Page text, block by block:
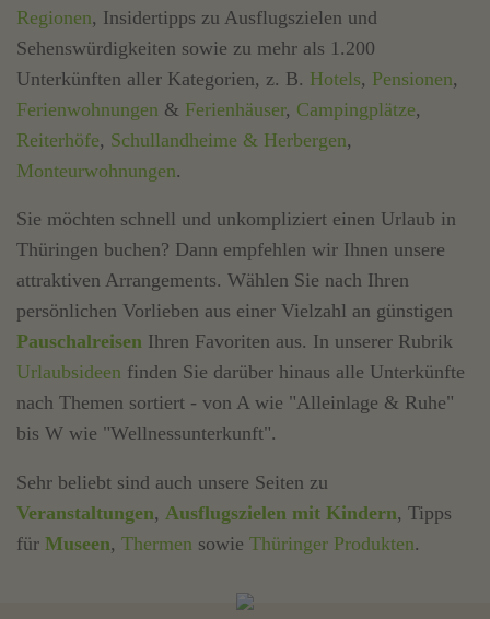
Regionen, Insidertipps zu Ausflugszielen und
Sehenswürdigkeiten sowie zu mehr als 1.200
Unterkünften aller Kategorien, z. B. Hotels, Pensionen,
Ferienwohnungen & Ferienhäuser, Campingplätze,
Reiterhöfe, Schullandheime & Herbergen,
Monteurwohnungen.
Sie möchten schnell und unkompliziert einen Urlaub in
Thüringen buchen? Dann empfehlen wir Ihnen unsere
attraktiven Arrangements. Wählen Sie nach Ihren
persönlichen Vorlieben aus einer Vielzahl an günstigen
Pauschalreisen Ihren Favoriten aus. In unserer Rubrik
Urlaubsideen finden Sie darüber hinaus alle Unterkünfte
nach Themen sortiert - von A wie "Alleinlage & Ruhe"
bis W wie "Wellnessunterkunft".
Sehr beliebt sind auch unsere Seiten zu
Veranstaltungen, Ausflugszielen mit Kindern, Tipps
für Museen, Thermen sowie Thüringer Produkten.